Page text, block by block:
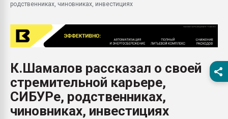
Всё, что касается
бутылок
вакуумного
Продам отходы
поликарбоната и АБС-
Armaloy PC/ABS-1IM
родственниках, чиновниках, инвестициях
К.Шамалов рассказал о своей
стремительной карьере,
СИБУРе, родственниках,
чиновниках, инвестициях